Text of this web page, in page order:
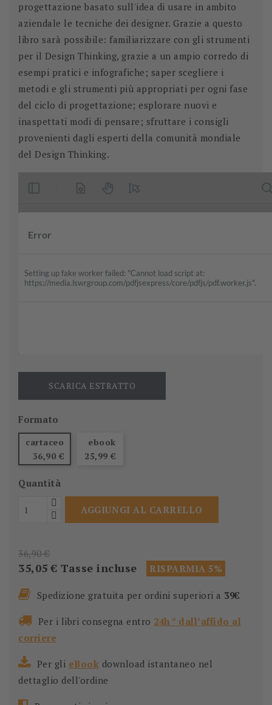
progettazione basato sull'idea di usare in ambito
aziendale le tecniche dei designer. Grazie a questo
libro sarà possibile: familiarizzare con gli strumenti
per il Design Thinking, grazie a un ampio corredo di
esempi pratici e infografiche; saper scegliere i
metodi e gli strumenti più appropriati per ogni fase
del ciclo di progettazione; esplorare nuovi e
inaspettati modi di pensare; sfruttare i consigli
provenienti dagli esperti della comunità mondiale
del Design Thinking.
SCARICA ESTRATTO
Formato
cartaceo
36,90 €
ebook
25,99 €
Quantità
AGGIUNGI AL CARRELLO
36,90 €
35,05 € Tasse incluse RISPARMIA 5%
Spedizione gratuita per ordini superiori a 39€
Per i libri consegna entro 24h * dall’affido al
corriere
Per gli eBook download istantaneo nel
dettaglio dell'ordine